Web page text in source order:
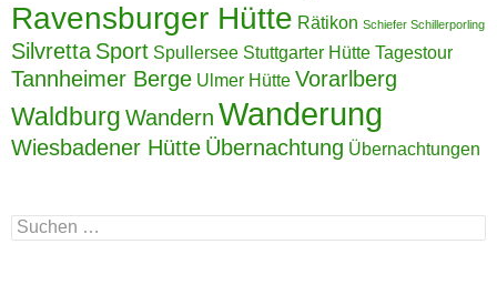
Ravensburger Hütte Rätikon Schiefer Schillerporling
Silvretta Sport Spullersee Stuttgarter Hütte Tagestour
Tannheimer Berge Ulmer Hütte Vorarlberg
Waldburg Wandern Wanderung
Wiesbadener Hütte Übernachtung Übernachtungen
Suchen
nach: